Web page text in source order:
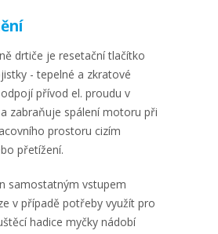
drtiče je resetační tlačítko
- tepelné a zkratové
přívod el. proudu v
zabraňuje spálení motoru při
prostoru cizím
přetížení.
samostatným vstupem
v případě potřeby využít pro
hadice myčky nádobí